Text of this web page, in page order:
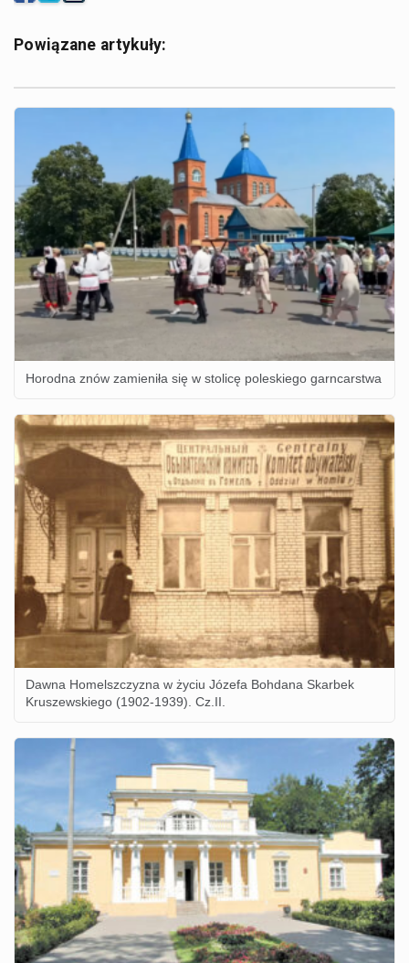
Powiązane artykuły:
Horodna znów zamieniła się w stolicę poleskiego garncarstwa
Dawna Homelszczyzna w życiu Józefa Bohdana Skarbek
Kruszewskiego (1902-1939). Cz.II.